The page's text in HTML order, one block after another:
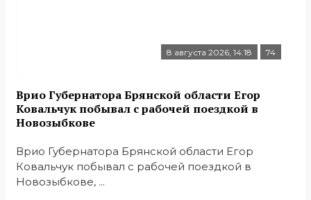
8 августа 2026, 14:18 74
Врио Губернатора Брянской области Егор
Ковальчук побывал с рабочей поездкой в
Новозыбкове
Врио Губернатора Брянской области Егор
Ковальчук побывал с рабочей поездкой в
Новозыбкове, ...